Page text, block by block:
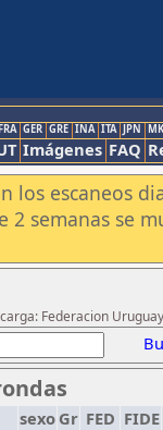
GER GRE INA ITA JPN
Imágenes FAQ
los escaneos
2 semanas se
Federacion
sexo Gr FED FIDE